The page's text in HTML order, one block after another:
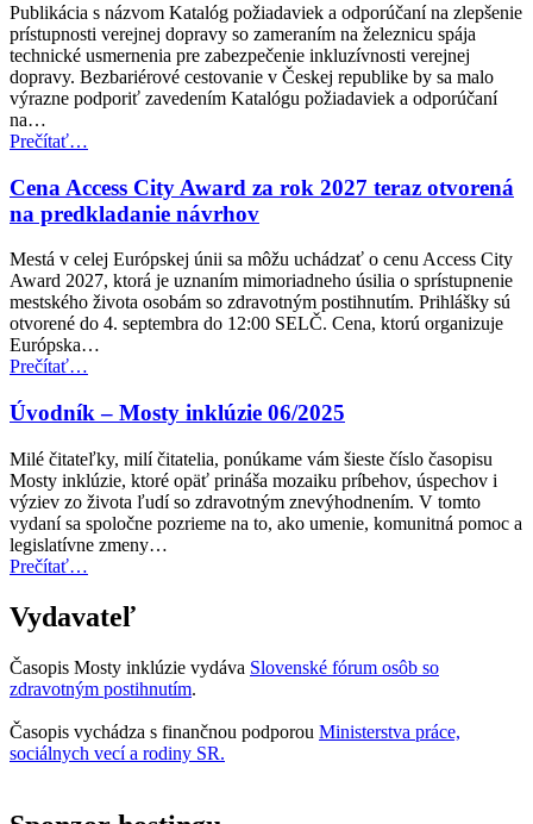
leteckej
doprave
pre
osoby
so
zdravotným
postihnutím”
Publikácia s názvom Katalóg požiadaviek a odporúčaní na zlepšenie
prístupnosti verejnej dopravy so zameraním na železnicu spája
technické usmernenia pre zabezpečenie inkluzívnosti verejnej
dopravy. Bezbariérové cestovanie v Českej republike by sa malo
výrazne podporiť zavedením Katalógu požiadaviek a odporúčaní
na…
Prečítať“Česká
zavádza
nové
normy
prístupnosti
pre
verejnú
dopravu”
…
Cena Access City Award za rok 2027 teraz otvorená
na predkladanie návrhov
Mestá v celej Európskej únii sa môžu uchádzať o cenu Access City
Award 2027, ktorá je uznaním mimoriadneho úsilia o sprístupnenie
mestského života osobám so zdravotným postihnutím. Prihlášky sú
otvorené do 4. septembra do 12:00 SELČ. Cena, ktorú organizuje
Európska…
Prečítať“Cena
City
Award
za
rok
2027
teraz
otvorená
na
predkladanie
…
Úvodník – Mosty inklúzie 06/2025
Milé čitateľky, milí čitatelia, ponúkame vám šieste číslo časopisu
Mosty inklúzie, ktoré opäť prináša mozaiku príbehov, úspechov i
výziev zo života ľudí so zdravotným znevýhodnením. V tomto
vydaní sa spoločne pozrieme na to, ako umenie, komunitná pomoc a
legislatívne zmeny…
Prečítať“Úvodník
Mosty
inklúzie
…
Vydavateľ
Časopis Mosty inklúzie vydáva Slovenské fórum osôb so
zdravotným postihnutím.
Časopis vychádza s finančnou podporou Ministerstva práce,
sociálnych vecí a rodiny SR.